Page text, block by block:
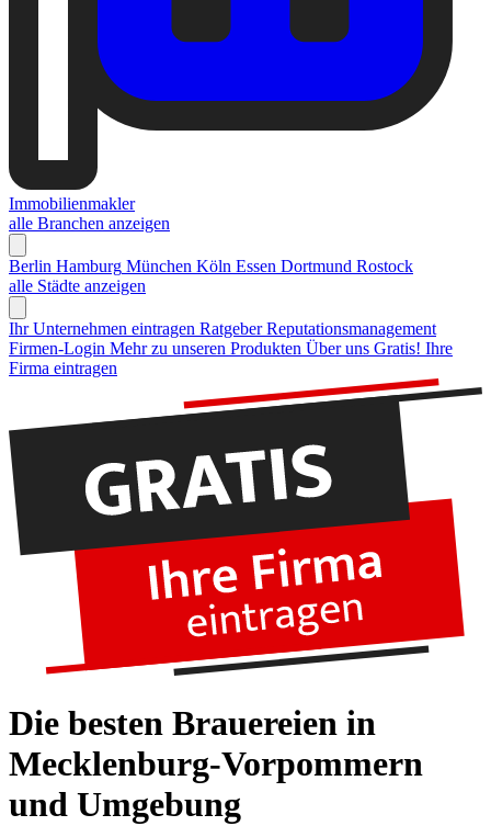
Immobilienmakler
alle Branchen anzeigen
Berlin Hamburg München Köln Essen Dortmund Rostock
alle Städte anzeigen
Ihr Unternehmen eintragen Ratgeber Reputationsmanagement
Firmen-Login Mehr zu unseren Produkten Über uns Gratis! Ihre
Firma eintragen
Die besten Brauereien in
Mecklenburg-Vorpommern
und Umgebung